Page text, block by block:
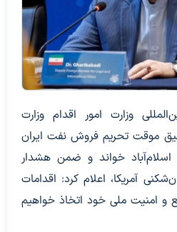
وزارت امور اقدام وزارت
موقت تحریم فروش نفت ایران
خواند و ضمن هشدار
آمریکا، اعلام کرد: اقدامات
و امنیت ملی خود اتخاذ خواهیم